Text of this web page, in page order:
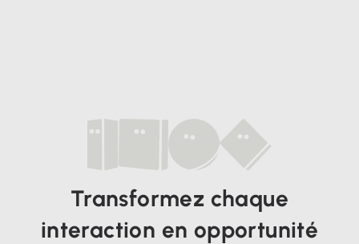
Transformez chaque
interaction en opportunité